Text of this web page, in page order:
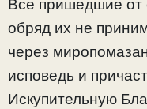
Все пришедшие от
обряд их не
через
исповедь и
Искупительную